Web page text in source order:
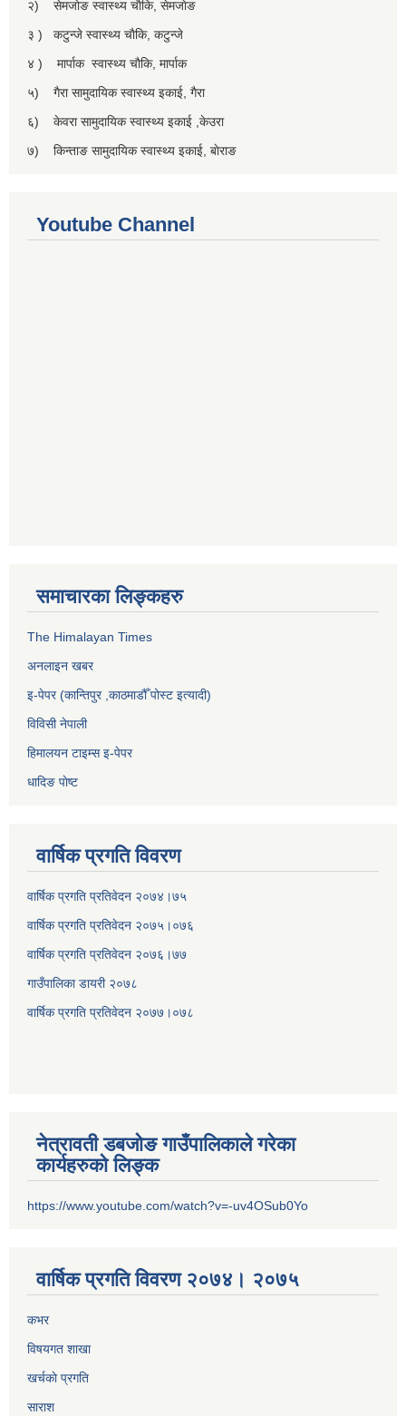
२) सेमजाेङ स्वास्थ्य चाैकि, सेमजाेङ
३ ) कटुन्जे स्वास्थ्य चाैकि, कटुन्जे
४ ) मार्पाक स्वास्थ्य चाैकि, मार्पाक
५) गैरा सामुदायिक स्वास्थ्य इकाई, गैरा
६) केवरा सामुदायिक स्वास्थ्य इकाई ,केउरा
७) किन्ताङ सामुदायिक स्वास्थ्य इकाई, बाेराङ
Youtube Channel
समाचारका लिङ्कहरु
The Himalayan Times
अनलाइन खबर
इ-पेपर (कान्तिपुर ,काठमाडौँ पोस्ट इत्यादी)
विविसी नेपाली
हिमालयन टाइम्स इ-पेपर
धादिङ पाेष्ट
वार्षिक प्रगति विवरण
वार्षिक प्रगति प्रतिवेदन २०७४।७५
वार्षिक प्रगति प्रतिवेदन २०७५।०७६
वार्षिक प्रगति प्रतिवेदन २०७६।७७
गाउँपालिका डायरी २०७८
वार्षिक प्रगति प्रतिवेदन २०७७।०७८
नेत्रावती डबजोङ गाउँपालिकाले गरेका
कार्यहरुको लिङ्क
https://www.youtube.com/watch?v=-uv4OSub0Yo
वार्षिक प्रगति विवरण २०७४। २०७५
कभर
विषयगत शाखा
खर्चकाे प्रगति
साराश